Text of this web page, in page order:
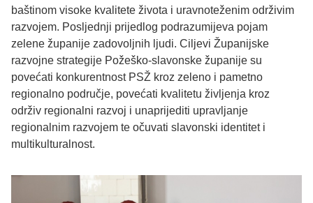
baštinom visoke kvalitete života i uravnoteženim održivim
razvojem. Posljednji prijedlog podrazumijeva pojam
zelene županije zadovoljnih ljudi. Ciljevi Županijske
razvojne strategije Požeško-slavonske županije su
povećati konkurentnost PSŽ kroz zeleno i pametno
regionalno područje, povećati kvalitetu življenja kroz
održiv regionalni razvoj i unaprijediti upravljanje
regionalnim razvojem te očuvati slavonski identitet i
multikulturalnost.